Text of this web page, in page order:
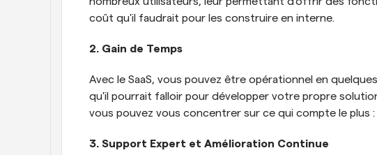
coût qu'il faudrait pour les construire en interne.
2. Gain de Temps
Avec le SaaS, vous pouvez être opérationnel en
qu'il pourrait falloir pour développer votre propre
vous pouvez vous concentrer sur ce qui compte le plus
3. Support Expert et Amélioration Continue